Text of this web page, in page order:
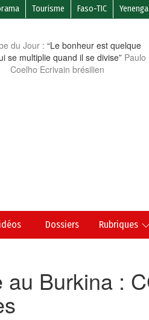
Tourisme Faso-TIC
du Jour : “Le bonheur est quelque
se multiplie quand il se divise” Paulo
Coelho Ecrivain brésilien
Dossiers Rubriques
Burkina :